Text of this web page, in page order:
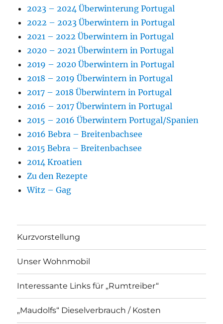
2023 – 2024 Überwinterung Portugal
2022 – 2023 Überwintern in Portugal
2021 – 2022 Überwintern in Portugal
2020 – 2021 Überwintern in Portugal
2019 – 2020 Überwintern in Portugal
2018 – 2019 Überwintern in Portugal
2017 – 2018 Überwintern in Portugal
2016 – 2017 Überwintern in Portugal
2015 – 2016 Überwintern Portugal/Spanien
2016 Bebra – Breitenbachsee
2015 Bebra – Breitenbachsee
2014 Kroatien
Zu den Rezepte
Witz – Gag
Kurzvorstellung
Unser Wohnmobil
Interessante Links für „Rumtreiber“
„Maudolfs“ Dieselverbrauch / Kosten